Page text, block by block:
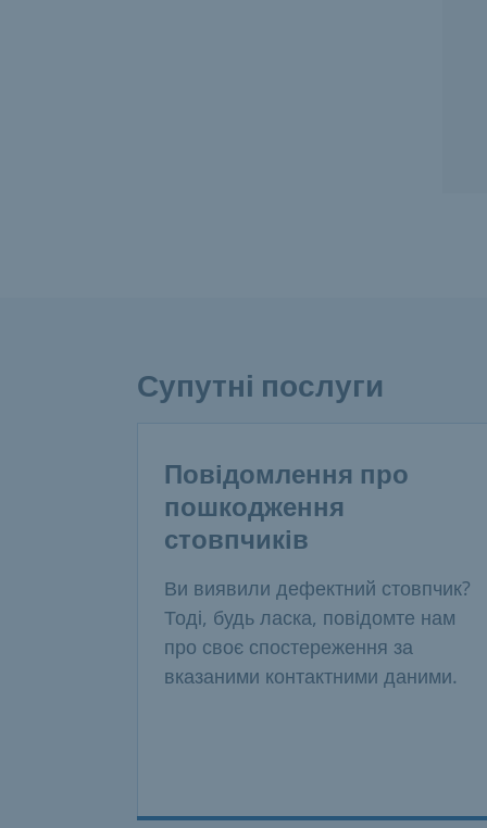
Супутні послуги
Повідомлення про
пошкодження
стовпчиків
Ви виявили дефектний стовпчик?
Тоді, будь ласка, повідомте нам
про своє спостереження за
вказаними контактними даними.